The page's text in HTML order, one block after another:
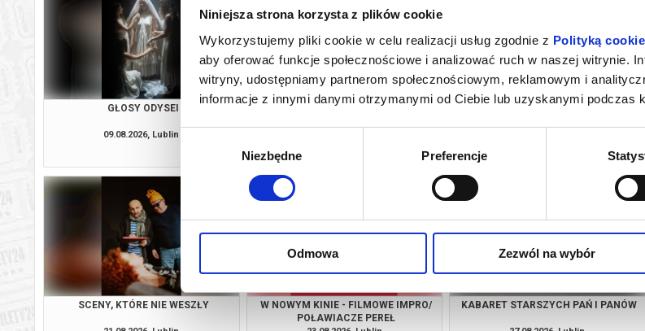
Niniejsza strona korzysta z plików cookie
Wykorzystujemy pliki cookie w celu realizacji usług zgodnie z Polityką
aby oferować funkcje społecznościowe i analizować ruch w naszej witrynie.
witryny, udostępniamy partnerom społecznościowym, reklamowym i
informacje z innymi danymi otrzymanymi od Ciebie lub uzyskanymi podczas
Niezbędne Preferencje
Odmowa Zezwól na wybór
GŁOSY ODYSEI
09.08.2026, Lublin
LITHOPEDION II
kup bilet
SEN O MIEŚCIE
kup bilet
SCENY, KTÓRE NIE WESZŁY
W NOWYM KINIE - FILMOWE IMPRO/
POŁAWIACZE PEREŁ
KABARET STARSZYCH PAŃ I PANÓW